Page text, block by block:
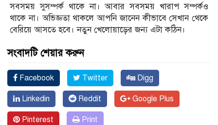
সবসময় সুসম্পর্ক থাকে না। আবার সবসময় খারাপ সম্পর্কও
থাকে না। অভিজ্ঞতা থাকলে আপনি জানেন কীভাবে সেখান থেকে
বেরিয়ে আসতে হবে। নতুন খেলোয়াড়ের জন্য এটা কঠিন।
সংবাদটি শেয়ার করুন
Facebook Twitter Digg
Linkedin Reddit Google Plus
Pinterest Print